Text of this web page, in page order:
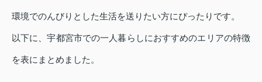
環境でのんびりとした生活を送りたい方にぴったりです。
以下に、宇都宮市での一人暮らしにおすすめのエリアの特徴
を表にまとめました。